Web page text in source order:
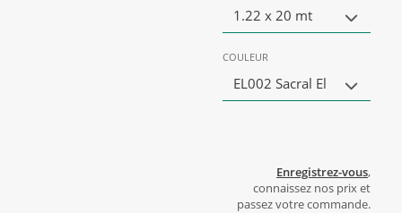
1.22 x 20 mt
COULEUR
EL002 Sacral El
Enregistrez-vous,
connaissez nos prix et
passez votre commande.